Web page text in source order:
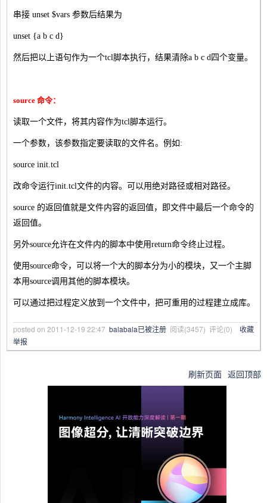
串接 unset $vars 参数后结果为
unset {a b c d}
然后把以上语句作为一个tcl脚本执行，结果清除a b c d四个变量。
source 命令：
读取一个文件，将其内容作为tcl脚本运行。
一个参数，该参数指定要读取的文件名。例如:
source init.tcl
改命令运行init.tcl文件的内容。可以用绝对路径或相对路径。
source 的返回值就是文件内容的返回值，即文件中最后一个命令的
返回值。
另外source允许在文件内的脚本中使用return命令终止过程。
使用source命令，可以将一个大的脚本分为小的模块，又一个主脚
本用source调用其他的脚本模块。
可以通过把过程定义放到一个文件中，把可重用的过程建立成库。
posted on 2011-12-19 22:47 balabala已被注册 阅读(3457) 评论(0) 收藏
举报
刷新页面 返回顶部